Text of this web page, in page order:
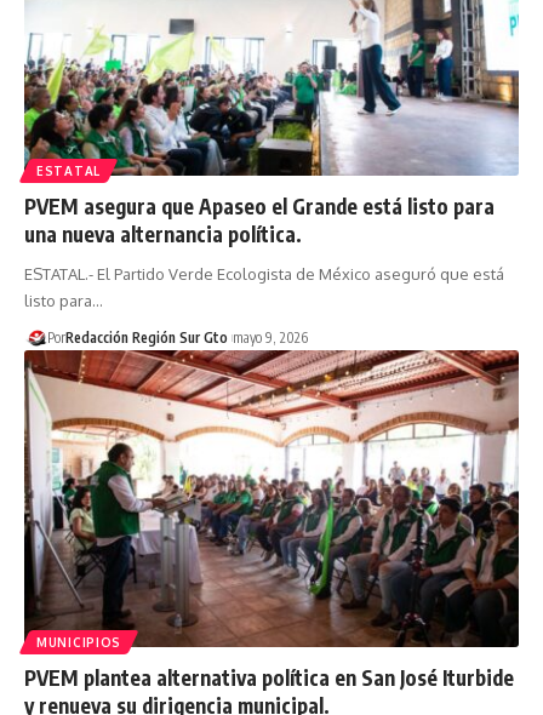
ESTATAL
PVEM asegura que Apaseo el Grande está listo para
una nueva alternancia política.
ESTATAL.- El Partido Verde Ecologista de México aseguró que está
listo para…
PorRedacción Región Sur Gto mayo 9, 2026
MUNICIPIOS
PVEM plantea alternativa política en San José Iturbide
y renueva su dirigencia municipal.